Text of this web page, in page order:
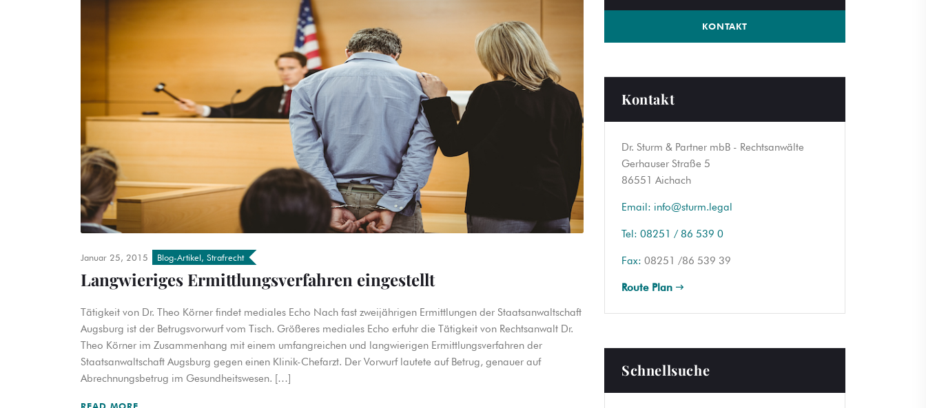
Januar 25, 2015 Blog-Artikel, Strafrecht
Langwieriges Ermittlungsverfahren eingestellt
Tätigkeit von Dr. Theo Körner findet mediales Echo Nach fast zweijährigen Ermittlungen der Staatsanwaltschaft
Augsburg ist der Betrugsvorwurf vom Tisch. Größeres mediales Echo erfuhr die Tätigkeit von Rechtsanwalt Dr.
Theo Körner im Zusammenhang mit einem umfangreichen und langwierigen Ermittlungsverfahren der
Staatsanwaltschaft Augsburg gegen einen Klinik-Chefarzt. Der Vorwurf lautete auf Betrug, genauer auf
Abrechnungsbetrug im Gesundheitswesen. […]
KONTAKT
Kontakt
Dr. Sturm & Partner mbB - Rechtsanwälte
Gerhauser Straße 5
86551 Aichach
Email: info@sturm.legal
Tel: 08251 / 86 539 0
Fax: 08251 /86 539 39
Route Plan
Schnellsuche